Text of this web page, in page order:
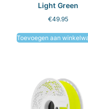
Light Green
€49.95
Toevoegen aan